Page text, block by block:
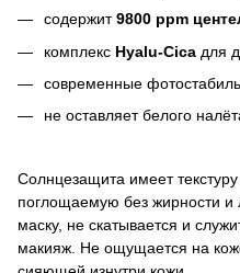
содержит9800 ppm
комплекс Hyalu-Cica для
современные
не оставляет белого
Солнцезащита имеет
поглощаемую без жирности и
маску, не скатывается и
макияж. Не ощущается на